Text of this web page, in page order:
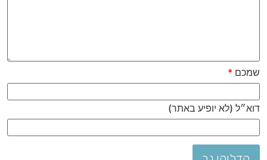
שמכם *
דוא״ל (לא יופיע באתר)